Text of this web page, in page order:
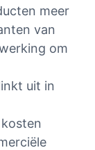
meer
van
om
uit in